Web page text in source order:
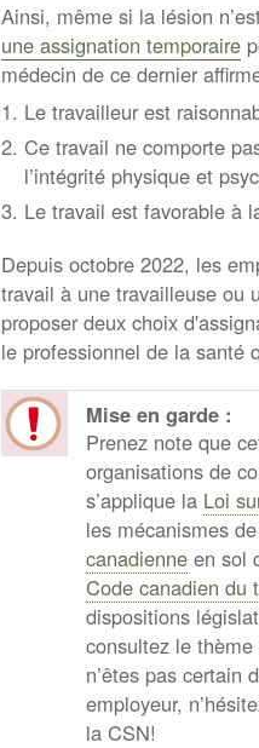
Ainsi, même si la lésion
une assignation temporaire
médecin de ce dernier
Le travailleur est
Ce travail ne comporte
l’intégrité physique et
Le travail est favorable à
Depuis octobre 2022, les
travail à une travailleuse ou
proposer deux choix
le professionnel de la santé
Mise en garde :
Prenez note que
organisations de
s’applique la Loi
les mécanismes
canadienne en sol
Code canadien du
dispositions
consultez le
n’êtes pas certain
employeur,
la CSN!